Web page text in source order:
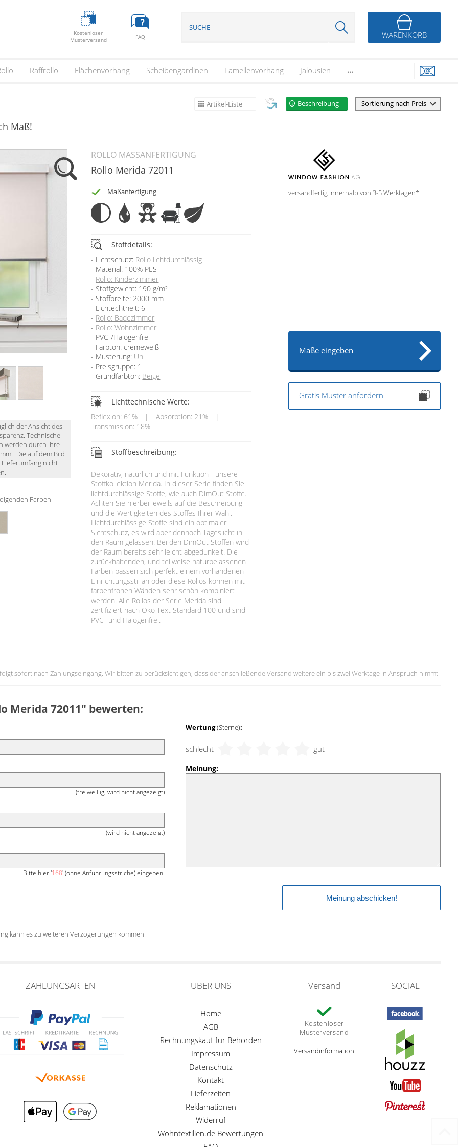
Kostenloser
Musterversand
FAQ WARENKORB
Raffrollo Flächenvorhang Scheibengardinen Lamellenvorhang Jalousien ...
Artikel-Liste Beschreibung
Maß!
der Ansicht des
Technische
werden durch Ihre
Die auf dem Bild
Lieferumfang nicht
Farben
ROLLO MASSANFERTIGUNG
Rollo Merida 72011
Maßanfertigung
Stoffdetails:
Lichtschutz: Rollo lichtdurchlässig
Material: 100% PES
Rollo: Kinderzimmer
Stoffgewicht: 190 g/m²
Stoffbreite: 2000 mm
Lichtechtheit: 6
Rollo: Badezimmer
Rollo: Wohnzimmer
PVC-/Halogenfrei
Farbton: cremeweiß
Musterung: Uni
Preisgruppe: 1
Grundfarbton: Beige
Lichttechnische Werte:
Reflexion: 61%
| Absorption: 21%
|
Transmission: 18%
Stoffbeschreibung:
Dekorativ, natürlich und mit Funktion - unsere
Stoffkollektion Merida. In dieser Serie finden Sie
lichtdurchlässige Stoffe, wie auch DimOut Stoffe.
Achten Sie hierbei jeweils auf die Beschreibung
und die Wertigkeiten des Stoffes Ihrer Wahl.
Lichtdurchlässige Stoffe sind ein optimaler
Sichtschutz, es wird aber dennoch Tageslicht in
den Raum gelassen. Bei den DimOut Stoffen wird
der Raum bereits sehr leicht abgedunkelt. Die
zurückhaltenden, und teilweise naturbelassenen
Farben passen sich perfekt einem vorhandenen
Einrichtungsstil an oder diese Rollos können mit
farbenfrohen Wänden sehr schön kombiniert
werden. Alle Rollos der Serie Merida sind
zertifiziert nach Öko Text Standard 100 und sind
PVC- und Halogenfrei.
versandfertig innerhalb von 3-5 Werktagen*
Maße eingeben
Gratis Muster anfordern
sofort nach Zahlungseingang. Wir bitten zu berücksichtigen, dass der anschließende Versand weitere ein bis zwei Werktage in Anspruch nimmt.
Merida 72011" bewerten:
(freiweillig, wird nicht angezeigt)
(wird nicht angezeigt)
Bitte hier '168' (ohne Anführungsstriche) eingeben.
Wertung(Sterne):
schlecht gut
Meinung:
kann es zu weiteren Verzögerungen kommen.
ZAHLUNGSARTEN ÜBER UNS
Home
AGB
Rechnungskauf für Behörden
Impressum
Datenschutz
Kontakt
Lieferzeiten
Reklamationen
Widerruf
Wohntextilien.de Bewertungen
Versand
Kostenloser
Musterversand
Versandinformation
SOCIAL